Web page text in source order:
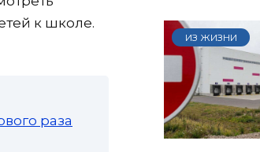
к школе.
раза
ИЗ ЖИЗНИ